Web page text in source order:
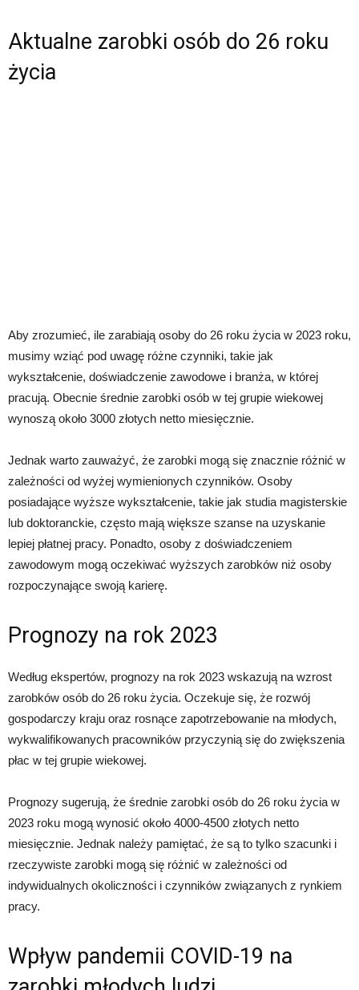
Aktualne zarobki osób do 26 roku
życia
Aby zrozumieć, ile zarabiają osoby do 26 roku życia w 2023 roku,
musimy wziąć pod uwagę różne czynniki, takie jak
wykształcenie, doświadczenie zawodowe i branża, w której
pracują. Obecnie średnie zarobki osób w tej grupie wiekowej
wynoszą około 3000 złotych netto miesięcznie.
Jednak warto zauważyć, że zarobki mogą się znacznie różnić w
zależności od wyżej wymienionych czynników. Osoby
posiadające wyższe wykształcenie, takie jak studia magisterskie
lub doktoranckie, często mają większe szanse na uzyskanie
lepiej płatnej pracy. Ponadto, osoby z doświadczeniem
zawodowym mogą oczekiwać wyższych zarobków niż osoby
rozpoczynające swoją karierę.
Prognozy na rok 2023
Według ekspertów, prognozy na rok 2023 wskazują na wzrost
zarobków osób do 26 roku życia. Oczekuje się, że rozwój
gospodarczy kraju oraz rosnące zapotrzebowanie na młodych,
wykwalifikowanych pracowników przyczynią się do zwiększenia
płac w tej grupie wiekowej.
Prognozy sugerują, że średnie zarobki osób do 26 roku życia w
2023 roku mogą wynosić około 4000-4500 złotych netto
miesięcznie. Jednak należy pamiętać, że są to tylko szacunki i
rzeczywiste zarobki mogą się różnić w zależności od
indywidualnych okoliczności i czynników związanych z rynkiem
pracy.
Wpływ pandemii COVID-19 na